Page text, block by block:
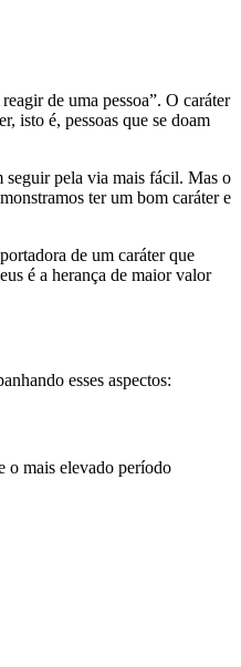
de uma pessoa”. O caráter
isto é, pessoas que se doam
seguir pela via mais fácil. Mas o
ter um bom caráter e
de um caráter que
é a herança de maior valor
esses aspectos:
o mais elevado período